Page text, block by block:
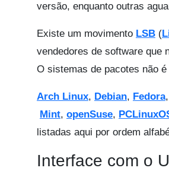
versão, enquanto outras
Existe um movimento LSB (
vendedores de software que
O sistemas de pacotes não é
Arch Linux, Debian, Fedora,
Mint, openSuse,
listadas aqui por ordem
Interface com o